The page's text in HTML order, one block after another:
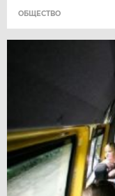
ОБЩЕСТВО